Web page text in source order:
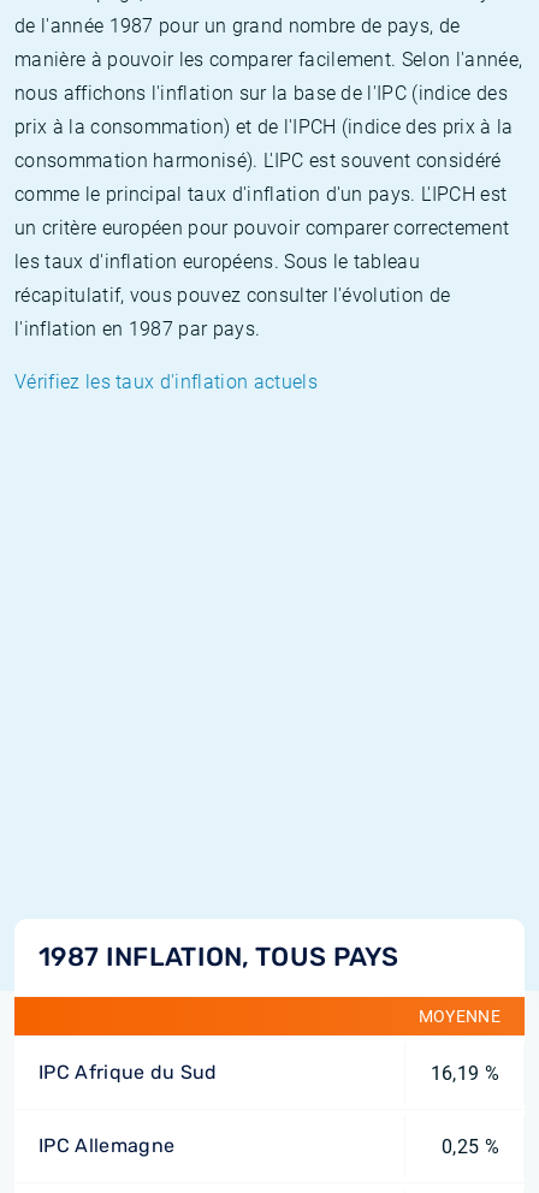
de l'année 1987 pour un grand nombre de pays, de
manière à pouvoir les comparer facilement. Selon l'année,
nous affichons l'inflation sur la base de l'IPC (indice des
prix à la consommation) et de l'IPCH (indice des prix à la
consommation harmonisé). L'IPC est souvent considéré
comme le principal taux d'inflation d'un pays. L'IPCH est
un critère européen pour pouvoir comparer correctement
les taux d'inflation européens. Sous le tableau
récapitulatif, vous pouvez consulter l'évolution de
l'inflation en 1987 par pays.
Vérifiez les taux d'inflation actuels
1987 INFLATION, TOUS PAYS
MOYENNE
IPC Afrique du Sud 16,19 %
IPC Allemagne 0,25 %